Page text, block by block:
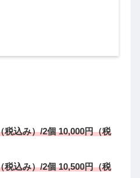
税込み）/2個 10,000円（税
税込み）/2個 10,500円（税